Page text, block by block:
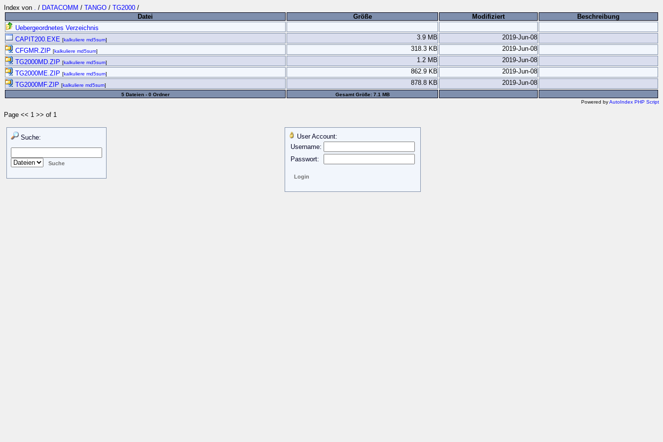
Index von . / DATACOMM / TANGO / TG2000 /
Datei
Größe Modifiziert
Beschreibung
Uebergeordnetes Verzeichnis
CAPIT200.EXE [kalkuliere md5sum] 3.9 MB
2019-Jun-08
CFGMR.ZIP [kalkuliere md5sum] 318.3 KB
2019-Jun-08
TG2000MD.ZIP [kalkuliere md5sum] 1.2 MB
2019-Jun-08
TG2000ME.ZIP [kalkuliere md5sum] 862.9 KB
2019-Jun-08
TG2000MF.ZIP [kalkuliere md5sum] 878.8 KB 2019-Jun-08
5 Dateien - 0 Ordner
Gesamt Größe: 7.1 MB
Powered byAutoIndex PHP Script
Page << 1 >> of 1
Suche:
User Account:
Username:
Passwort: